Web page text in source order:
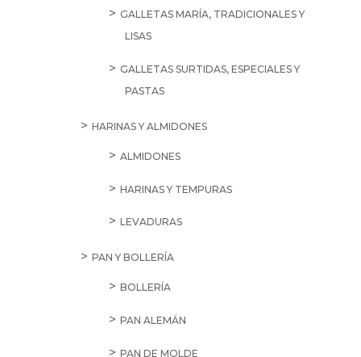
GALLETAS MARÍA, TRADICIONALES Y
LISAS
GALLETAS SURTIDAS, ESPECIALES Y
PASTAS
HARINAS Y ALMIDONES
ALMIDONES
HARINAS Y TEMPURAS
LEVADURAS
PAN Y BOLLERÍA
BOLLERÍA
PAN ALEMÁN
PAN DE MOLDE